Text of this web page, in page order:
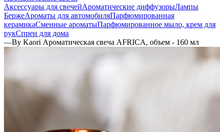
Аксессуары для свечейАроматические диффузорыЛампы
БержеАроматы для автомобиляПарфюмированная
керамикаСменные ароматыПарфюмированное мыло, крем для
рукСпреи для дома
—By Kaori Ароматическая свеча AFRICA, объем - 160 мл